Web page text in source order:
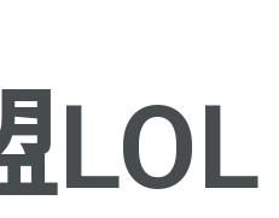
LOL